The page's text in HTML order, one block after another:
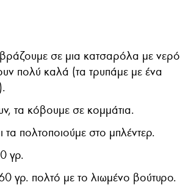
σε μια κατσαρόλα με νερό
πολύ καλά (τα τρυπάμε με ένα
τα κόβουμε σε κομμάτια.
πολτοποιούμε στο μπλέντερ.
γρ.
γρ. πολτό με το λιωμένο βούτυρο.